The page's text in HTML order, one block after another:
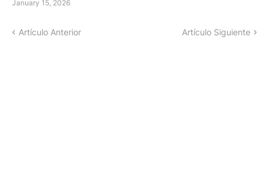
January 15, 2026
Artículo Anterior Artículo Siguiente